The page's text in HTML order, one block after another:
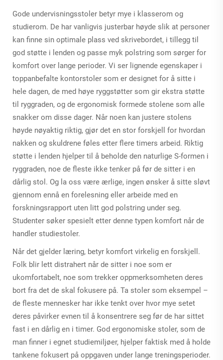
Gode undervisningsstoler betyr mye i klasserom og
studierom. De har vanligvis justerbar høyde slik at personer
kan finne sin optimale plass ved skrivebordet, i tillegg til
god støtte i lenden og passe myk polstring som sørger for
komfort over lange perioder. Vi ser lignende egenskaper i
toppanbefalte kontorstoler som er designet for å sitte i
hele dagen, de med høye ryggstøtter som gir ekstra støtte
til ryggraden, og de ergonomisk formede stolene som alle
snakker om disse dager. Når noen kan justere stolens
høyde nøyaktig riktig, gjør det en stor forskjell for hvordan
nakken og skuldrene føles etter flere timers arbeid. Riktig
støtte i lenden hjelper til å beholde den naturlige S-formen i
ryggraden, noe de fleste ikke tenker på før de sitter i en
dårlig stol. Og la oss være ærlige, ingen ønsker å sitte sløvt
gjennom ennå en forelesning eller arbeide med en
forskningsrapport uten litt god polstring under seg.
Studenter søker spesielt etter denne typen komfort når de
handler studiestoler.
Når det gjelder læring, betyr komfort virkelig en forskjell.
Folk blir lett distrahert når de sitter i noe som er
ukomfortabelt, noe som trekker oppmerksomheten deres
bort fra det de skal fokusere på. Ta stoler som eksempel –
de fleste mennesker har ikke tenkt over hvor mye setet
deres påvirker evnen til å konsentrere seg før de har sittet
fast i en dårlig en i timer. God ergonomiske stoler, som de
man finner i egnet studiemiljøer, hjelper faktisk med å holde
tankene fokusert på oppgaven under lange treningsperioder.